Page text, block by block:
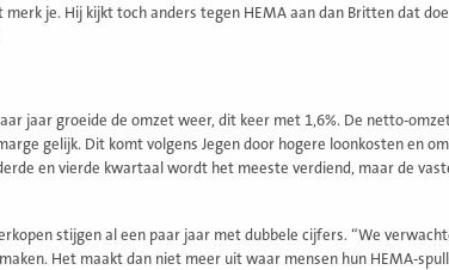
je. Hij kijkt toch anders tegen HEMA aan dan Britten dat
jaar groeide de omzet weer, dit keer met 1,6%. De netto-
gelijk. Dit komt volgens Jegen door hogere loonkosten en
en vierde kwartaal wordt het meeste verdiend, maar de
stijgen al een paar jaar met dubbele cijfers. “We
Het maakt dan niet meer uit waar mensen hun HEMA-